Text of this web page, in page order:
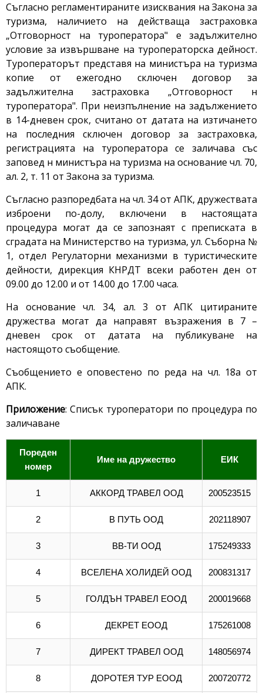
Съгласно регламентираните изисквания на Закона за
туризма, наличието на действаща застраховка
„Отговорност на туроператора" е задължително
условие за извършване на туроператорска дейност.
Туроператорът представя на министъра на туризма
копие от ежегодно сключен договор за
задължителна застраховка „Отговорност н
туроператора". При неизпълнение на задължението
в 14-дневен срок, считано от датата на изтичането
на последния сключен договор за застраховка,
регистрацията на туроператора се заличава със
заповед н министъра на туризма на основание чл. 70,
ал. 2, т. 11 от Закона за туризма.
Съгласно разпоредбата на чл. 34 от АПК, дружествата
изброени по-долу, включени в настоящата
процедура могат да се запознаят с преписката в
сградата на Министерство на туризма, ул. Съборна №
1, отдел Регулаторни механизми в туристическите
дейности, дирекция КНРДТ всеки работен ден от
09.00 до 12.00 и от 14.00 до 17.00 часа.
На основание чл. 34, ал. 3 от АПК цитираните
дружества могат да направят възражения в 7 –
дневен срок от датата на публикуване на
настоящото съобщение.
Съобщението е оповестено по реда на чл. 18а от
АПК.
Приложение: Списък туроператори по процедура по
заличаване
Пореден
номер
Име на дружество ЕИК
1 АККОРД ТРАВЕЛ ООД 200523515
2 В ПУТЬ ООД 202118907
3 ВВ-ТИ ООД 175249333
4 ВСЕЛЕНА ХОЛИДЕЙ ООД 200831317
5 ГОЛДЪН ТРАВЕЛ ЕООД 200019668
6 ДЕКРЕТ ЕООД 175261008
7 ДИРЕКТ ТРАВЕЛ ООД 148056974
8 ДОРОТЕЯ ТУР ЕООД 200720772